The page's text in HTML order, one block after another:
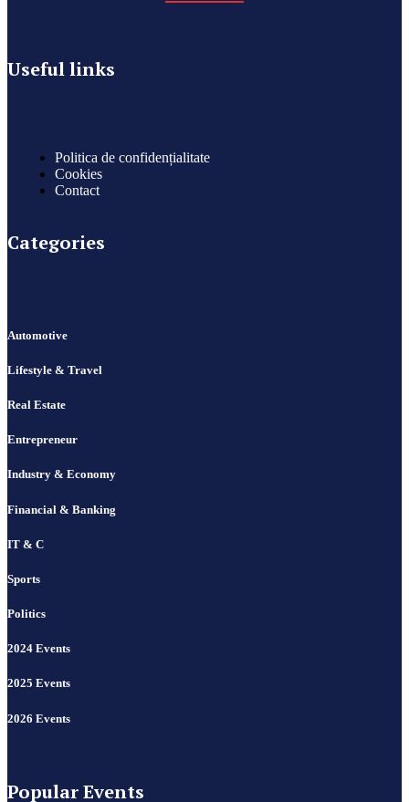
Useful links
Politica de confidențialitate
Cookies
Contact
Categories
Automotive
Lifestyle & Travel
Real Estate
Entrepreneur
Industry & Economy
Financial & Banking
IT & C
Sports
Politics
2024 Events
2025 Events
2026 Events
Popular Events